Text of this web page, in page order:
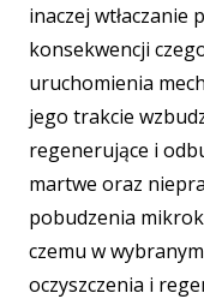
inaczej
konsekwencji
uruchomienia
jego trakcie
regenerujące i
martwe oraz
pobudzenia
czemu w
oczyszczenia i